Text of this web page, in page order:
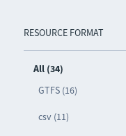
RESOURCE FORMAT
All (34)
GTFS (16)
csv (11)